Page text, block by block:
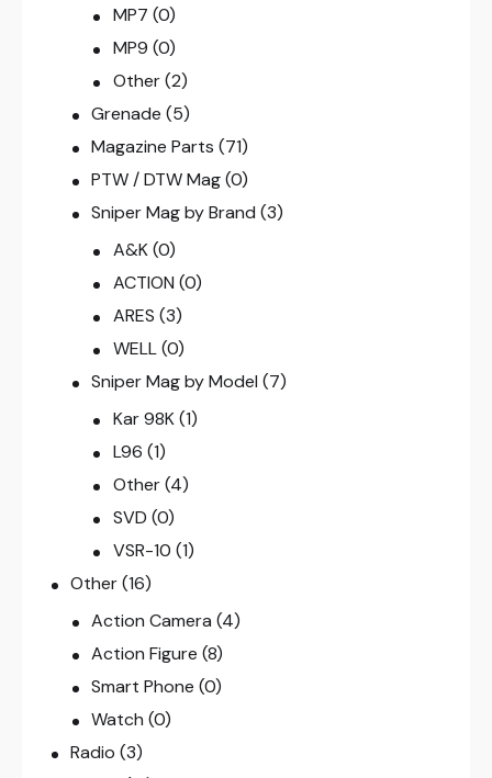
MP7 (0)
MP9 (0)
Other (2)
Grenade (5)
Magazine Parts (71)
PTW / DTW Mag (0)
Sniper Mag by Brand (3)
A&K (0)
ACTION (0)
ARES (3)
WELL (0)
Sniper Mag by Model (7)
Kar 98K (1)
L96 (1)
Other (4)
SVD (0)
VSR-10 (1)
Other(16)
Action Camera (4)
Action Figure (8)
Smart Phone (0)
Watch (0)
Radio (3)